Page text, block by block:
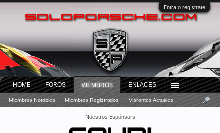
Entra o regístrate
Nuestros Espónsors
HOME FOROS MIEMBROS
Miembros Notables Miembros Registrados Visitantes Actuales
ENLACES